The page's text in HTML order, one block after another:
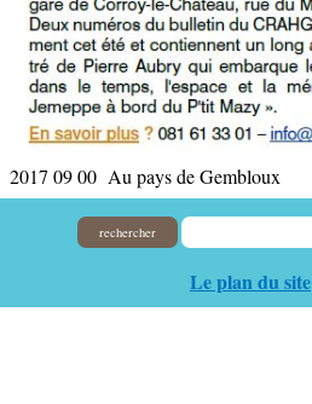
2017 09 00 Au pays de Gembloux
rechercher
Le plan du site